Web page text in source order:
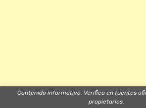
Contenido informativo. Verifica en fuentes
propietarios.